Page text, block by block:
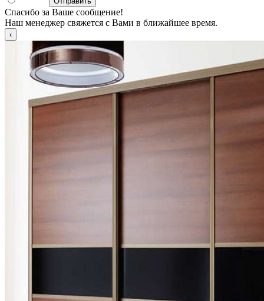
Спасибо за Ваше сообщение!
Наш менеджер свяжется с Вами в ближайшее время.